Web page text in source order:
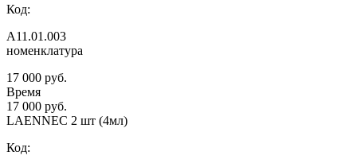
Код:
А11.01.003
номенклатура
17 000 руб.
Время
17 000 руб.
LAENNEC 2 шт (4мл)
Код: